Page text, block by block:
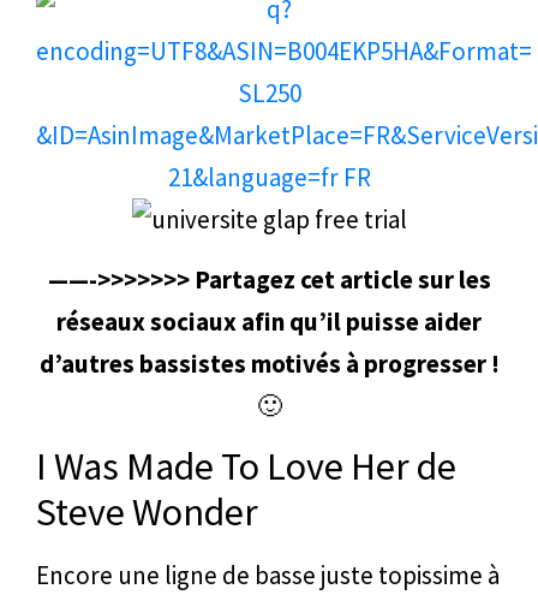
——->>>>>>> Partagez cet article sur les
réseaux sociaux afin qu’il puisse aider
d’autres bassistes motivés à progresser !
🙂
I Was Made To Love Her de
Steve Wonder
Encore une ligne de basse juste topissime à